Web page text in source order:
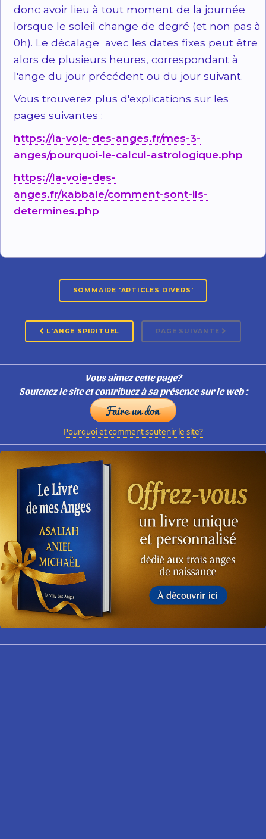
donc avoir lieu à tout moment de la journée
lorsque le soleil change de degré (et non pas à
0h). Le décalage avec les dates fixes peut être
alors de plusieurs heures, correspondant à
l'ange du jour précédent ou du jour suivant.
Vous trouverez plus d'explications sur les
pages suivantes :
https://la-voie-des-anges.fr/mes-3-
anges/pourquoi-le-calcul-astrologique.php
https://la-voie-des-
anges.fr/kabbale/comment-sont-ils-
determines.php
SOMMAIRE 'ARTICLES DIVERS'
L'ANGE SPIRITUEL PAGE SUIVANTE
Vous aimez cette page?
Soutenez le site et contribuez à sa présence sur le web :
Pourquoi et comment soutenir le site?